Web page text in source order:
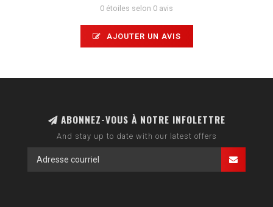
0 étoiles selon 0 avis
AJOUTER UN AVIS
ABONNEZ-VOUS À NOTRE INFOLETTRE
And stay up to date with our latest offers